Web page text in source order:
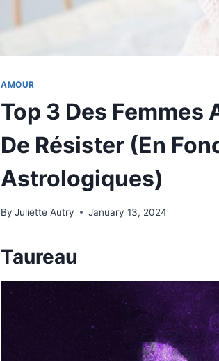
AMOUR
Top 3 Des
De Résister (En
Astrologiques)
By Juliette Autry January 13, 2024
Taureau